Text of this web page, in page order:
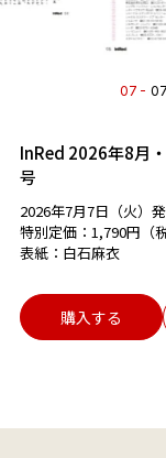
07 07
InRed 2026年8月
号
2026年7月7日（火）
特別定価：1,790円（税
表紙：白石麻衣
購入する